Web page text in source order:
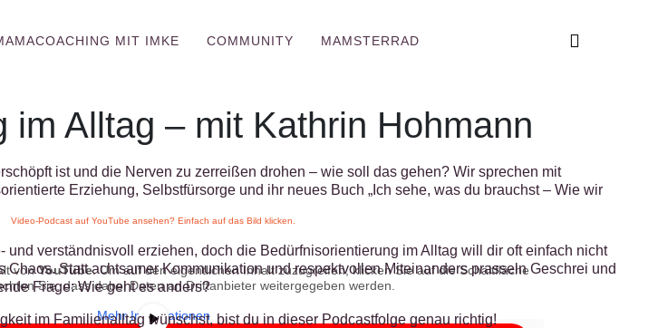
MIT IMKE COMMUNITY MAMSTERRAD
im Alltag – mit Kathrin Hohmann
ist und die Nerven zu zerreißen drohen – wie soll das gehen? Wir sprechen mit
Erziehung, Selbstfürsorge und ihr neues Buch „Ich sehe, was du brauchst – Wie wir
vonYouTube. Um auf den eigentlichen Inhalt zuzugreifen, klicken Sie auf die Schaltfläche
Sie, dass dabei Daten an Drittanbieter weitergegeben werden.
Mehr Informationen
Video-Podcast auf YouTube ansehen? Einfach auf das Bild klicken.
verständnisvoll erziehen, doch die Bedürfnisorientierung im Alltag will dir oft einfach nicht
Statt achtsamer Kommunikation und respektvollen Miteinanders prasseln Geschrei und
Frage: Wie geht es anders?
im Familienalltag wünschst, bist du in dieser Podcastfolge genau richtig!